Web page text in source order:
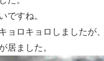
ですね。
ョロキョロしましたが
居ました。